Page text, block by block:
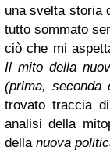
una svelta storia
tutto sommato
ciò che mi
Il mito della
(prima, seconda
trovato traccia
analisi della
dellanuova